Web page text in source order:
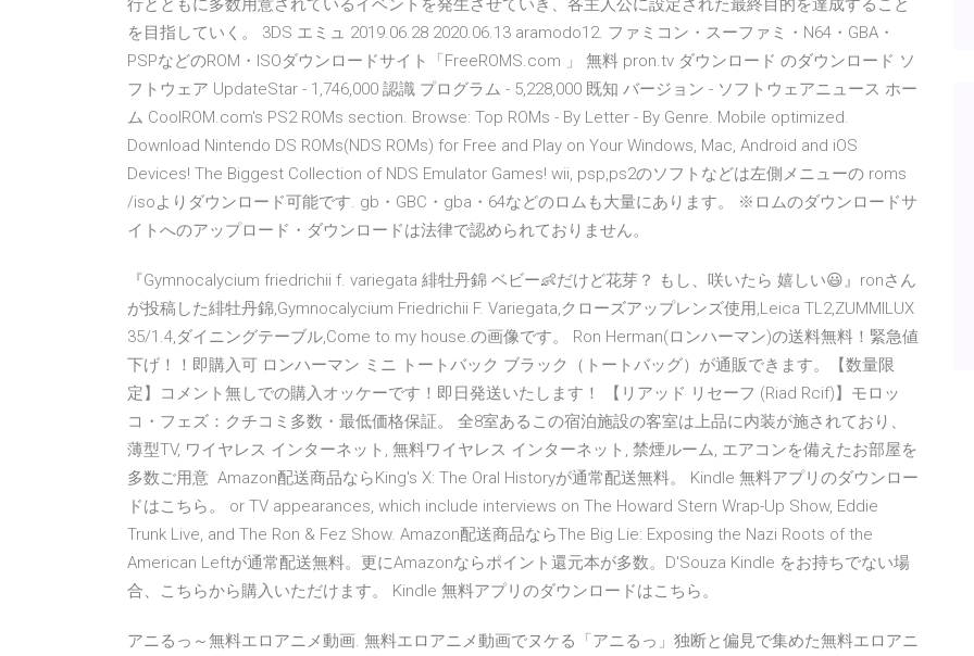
行とともに多数用意されているイベントを発生させていき、各主人公に設定された最終目的を達成すること
を目指していく。 3DS エミュ 2019.06.28 2020.06.13 aramodo12. ファミコン・スーファミ・N64・GBA・
PSPなどのROM・ISOダウンロードサイト「FreeROMS.com 」 無料 pron.tv ダウンロード のダウンロード ソ
フトウェア UpdateStar - 1,746,000 認識 プログラム - 5,228,000 既知 バージョン - ソフトウェアニュース ホー
ム CoolROM.com's PS2 ROMs section. Browse: Top ROMs - By Letter - By Genre. Mobile optimized.
Download Nintendo DS ROMs(NDS ROMs) for Free and Play on Your Windows, Mac, Android and iOS
Devices! The Biggest Collection of NDS Emulator Games! wii, psp,ps2のソフトなどは左側メニューの roms
/isoよりダウンロード可能です. gb・GBC・gba・64などのロムも大量にあります。 ※ロムのダウンロードサ
イトへのアップロード・ダウンロードは法律で認められておりません。
『Gymnocalycium friedrichii f. variegata 緋牡丹錦 ベビー👶だけど花芽？ もし、咲いたら 嬉しい😃』ronさん
が投稿した緋牡丹錦,Gymnocalycium Friedrichii F. Variegata,クローズアップレンズ使用,Leica TL2,ZUMMILUX
35/1.4,ダイニングテーブル,Come to my house.の画像です。 Ron Herman(ロンハーマン)の送料無料！緊急値
下げ！！即購入可 ロンハーマン ミニ トートバック ブラック（トートバッグ）が通販できます。【数量限
定】コメント無しでの購入オッケーです！即日発送いたします！ 【リアッド リセーフ (Riad Rcif)】モロッ
コ・フェズ：クチコミ多数・最低価格保証。 全8室あるこの宿泊施設の客室は上品に内装が施されており、
薄型TV, ワイヤレス インターネット, 無料ワイヤレス インターネット, 禁煙ルーム, エアコンを備えたお部屋を
多数ご用意 Amazon配送商品ならKing's X: The Oral Historyが通常配送無料。 Kindle 無料アプリのダウンロー
ドはこちら。 or TV appearances, which include interviews on The Howard Stern Wrap-Up Show, Eddie
Trunk Live, and The Ron & Fez Show. Amazon配送商品ならThe Big Lie: Exposing the Nazi Roots of the
American Leftが通常配送無料。更にAmazonならポイント還元本が多数。D'Souza Kindle をお持ちでない場
合、こちらから購入いただけます。 Kindle 無料アプリのダウンロードはこちら。
アニるっ～無料エロアニメ動画. 無料エロアニメ動画でヌケる「アニるっ」独断と偏見で集めた無料エロアニ